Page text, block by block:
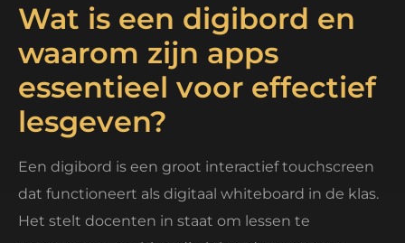
Wat is een digibord en
waarom zijn apps
essentieel voor effectief
lesgeven?
Een digibord is een groot interactief touchscreen
dat functioneert als digitaal whiteboard in de klas.
Het stelt docenten in staat om lessen te